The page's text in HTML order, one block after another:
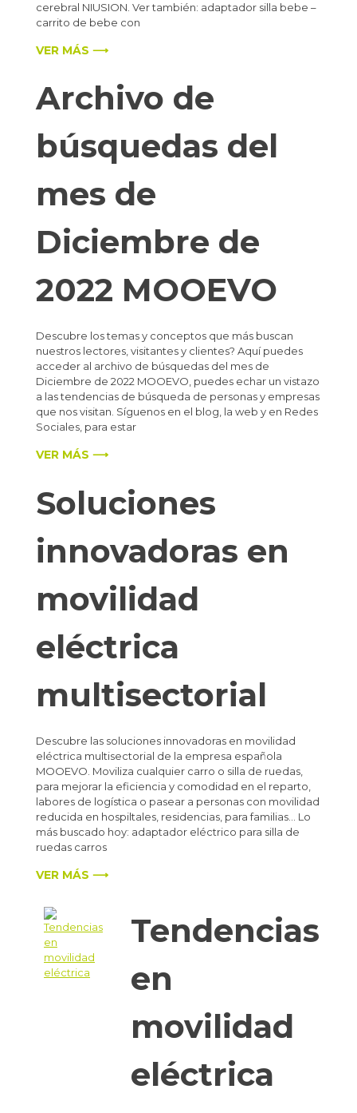
cerebral NIUSION. Ver también: adaptador silla bebe –
carrito de bebe con
VER MÁS ⟶
Archivo de
búsquedas del
mes de
Diciembre de
2022 MOOEVO
Descubre los temas y conceptos que más buscan
nuestros lectores, visitantes y clientes? Aquí puedes
acceder al archivo de búsquedas del mes de
Diciembre de 2022 MOOEVO, puedes echar un vistazo
a las tendencias de búsqueda de personas y empresas
que nos visitan. Síguenos en el blog, la web y en Redes
Sociales, para estar
VER MÁS ⟶
Soluciones
innovadoras en
movilidad
eléctrica
multisectorial
Descubre las soluciones innovadoras en movilidad
eléctrica multisectorial de la empresa española
MOOEVO. Moviliza cualquier carro o silla de ruedas,
para mejorar la eficiencia y comodidad en el reparto,
labores de logística o pasear a personas con movilidad
reducida en hospiltales, residencias, para familias… Lo
más buscado hoy: adaptador eléctrico para silla de
ruedas carros
VER MÁS ⟶
Tendencias
en
movilidad
eléctrica